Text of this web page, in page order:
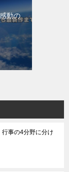
動の
事の4分野に分け